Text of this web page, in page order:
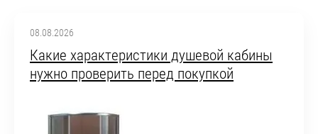
08.08.2026
Какие характеристики душевой кабины
нужно проверить перед покупкой